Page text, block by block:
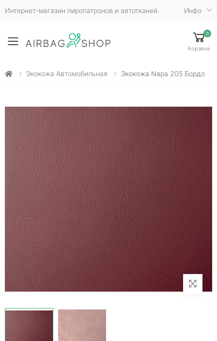
Интернет-магазин пиропатронов и автотканей. Инфо
Toggle mobile menu
0
Корзина
Экокожа Автомобильная Экокожа Napa 205 Бордо